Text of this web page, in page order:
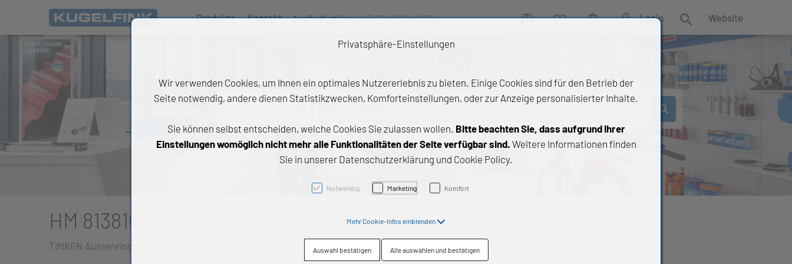
Produkte Kontakt Notfallhotline:+43 664 222 9 888 VergleichWunschlisteWarenkorb Login Suche Website
Alle Produkte
Wälz- und Gleitlager
Antriebstechnik
Chemische Produkte
HM 813810
TIMKEN Aussenring
Privatsphäre-Einstellungen
Wir verwenden Cookies, um Ihnen ein optimales Nutzererlebnis zu bieten. Einige Cookies sind für den Betrieb der
Seite notwendig, andere dienen Statistikzwecken, Komforteinstellungen, oder zur Anzeige personalisierter Inhalte.
Sie können selbst entscheiden, welche Cookies Sie zulassen wollen. Bitte beachten Sie, dass aufgrund Ihrer
Einstellungen womöglich nicht mehr alle Funktionalitäten der Seite verfügbar sind. Weitere Informationen finden
Sie in unserer Datenschutzerklärung und Cookie Policy.
Notwendig Marketing Komfort
Mehr Cookie-Infos einblenden
Auswahl bestätigen Alle auswählen und bestätigen